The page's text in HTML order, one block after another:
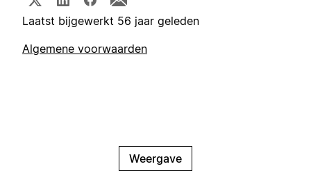
Laatst bijgewerkt 56 jaar geleden
Algemene voorwaarden
Weergave